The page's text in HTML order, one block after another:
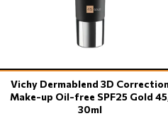
Vichy Dermablend 3D
Make-up Oil-free SPF25 Gold
30ml